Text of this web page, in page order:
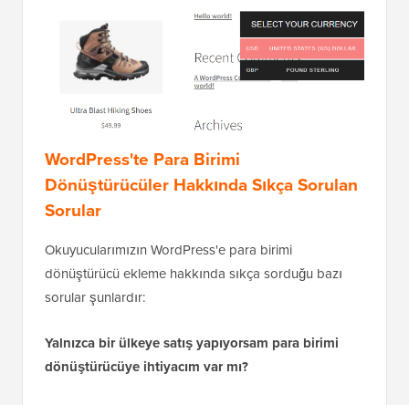
WordPress'te Para Birimi
Dönüştürücüler Hakkında Sıkça Sorulan
Sorular
Okuyucularımızın WordPress'e para birimi
dönüştürücü ekleme hakkında sıkça sorduğu bazı
sorular şunlardır:
Yalnızca bir ülkeye satış yapıyorsam para birimi
dönüştürücüye ihtiyacım var mı?